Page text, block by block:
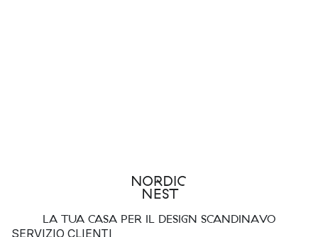
LA TUA CASA PER IL DESIGN SCANDINAVO
SERVIZIO CLIENTI